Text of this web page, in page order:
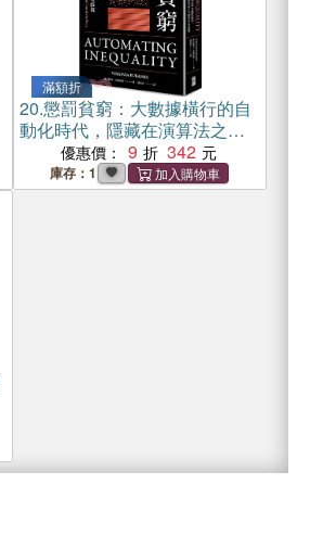
滿額折
20.懲罰貧窮：大數據橫行的自
動化時代，隱藏在演算法之下
的不平等歧視
優惠價： 9 342
庫存：1